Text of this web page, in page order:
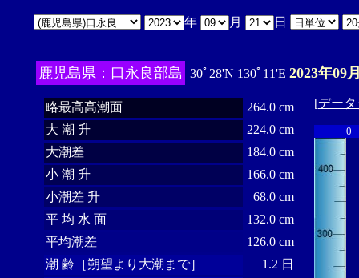
年 月 日
鹿児島県：口永良部島 30ﾟ28'N 130ﾟ11'E 2023年09
略最高高潮面
264.0 cm
大 潮 升
224.0 cm
大潮差
184.0 cm
小 潮 升
166.0 cm
小潮差 升
68.0 cm
平 均 水 面
132.0 cm
平均潮差
126.0 cm
潮 齢［朔望より大潮まで］
1.2 日
[デー
0